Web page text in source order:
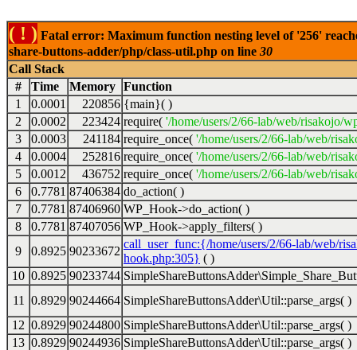
( ! ) Fatal error: Maximum function nesting level of '256'
share-buttons-adder/php/class-util.php on line 30
Call Stack
#
Time Memory Function
1
0.0001 220856 {main}( )
2
0.0002 223424 require( '/home/users/2/66-lab/web/risakojo/
3
0.0003 241184 require_once( '/home/users/2/66-lab/web/
4
0.0004 252816 require_once( '/home/users/2/66-lab/web/
5
0.0012 436752 require_once( '/home/users/2/66-lab/web/
6
0.7781 87406384 do_action( )
7
0.7781 87406960 WP_Hook->do_action( )
8
0.7781 87407056 WP_Hook->apply_filters( )
9
0.8925 90233672
call_user_func:{/home/users/2/66-lab/web/
hook.php:305} ( )
10 0.8925 90233744
11
0.8929 90244664 SimpleShareButtonsAdder\Util::parse_args( )
12 0.8929 90244800 SimpleShareButtonsAdder\Util::parse_args( )
13 0.8929 90244936 SimpleShareButtonsAdder\Util::parse_args( )